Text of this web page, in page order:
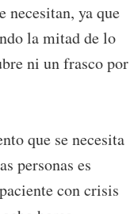
necesitan, ya que
la mitad de lo
ni un frasco por
que se necesita
personas es
con crisis